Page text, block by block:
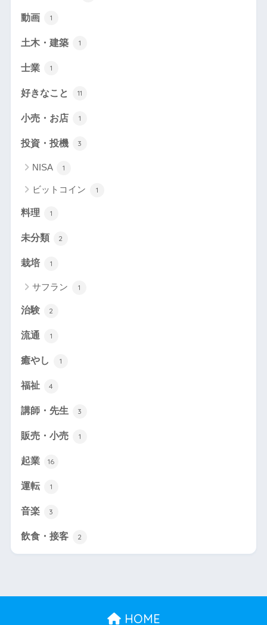
動画 1
土木・建築 1
士業 1
好きなこと 11
小売・お店 1
投資・投機 3
NISA 1
ビットコイン 1
料理 1
未分類 2
栽培 1
サフラン 1
治験 2
流通 1
癒やし 1
福祉 4
講師・先生 3
販売・小売 1
起業 16
運転 1
音楽 3
飲食・接客 2
HOME